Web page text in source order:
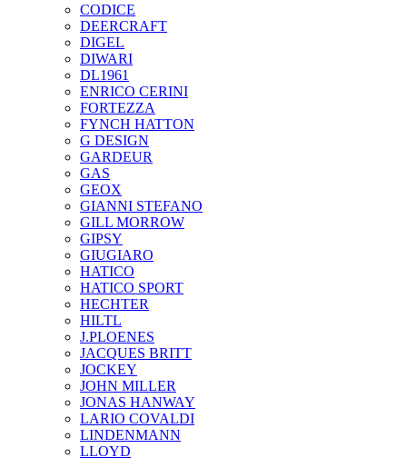
CODICE
DEERCRAFT
DIGEL
DIWARI
DL1961
ENRICO CERINI
FORTEZZA
FYNCH HATTON
G DESIGN
GARDEUR
GAS
GEOX
GIANNI STEFANO
GILL MORROW
GIPSY
GIUGIARO
HATICO
HATICO SPORT
HECHTER
HILTL
J.PLOENES
JAСQUES BRITT
JOCKEY
JOHN MILLER
JONAS HANWAY
LARIO COVALDI
LINDENMANN
LLOYD